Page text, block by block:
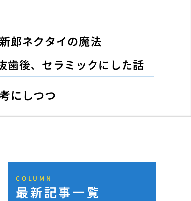
郎ネクタイの魔法
歯後、セラミックにした話
にしつつ
COLUMN
最新記事一覧